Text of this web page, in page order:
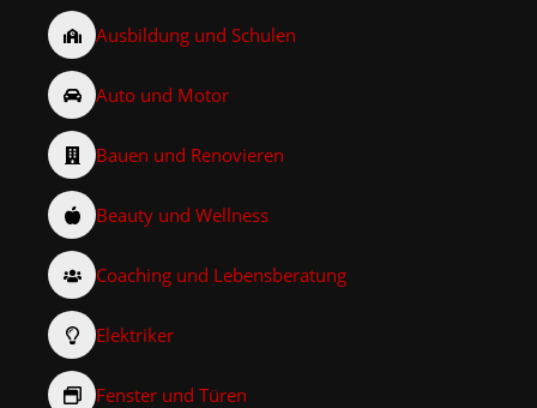
Ausbildung und Schulen
Auto und Motor
Bauen und Renovieren
Beauty und Wellness
Coaching und Lebensberatung
Elektriker
Fenster und Türen